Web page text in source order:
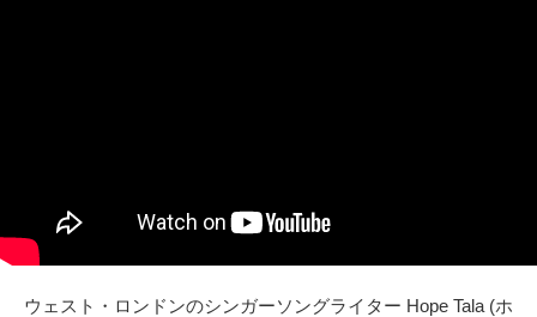
ト
クト
ウェスト・ロンドンのシンガーソングライター Hope Tala (ホ